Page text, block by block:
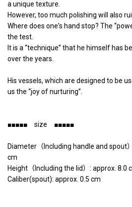
a unique texture.
However, too much polishing will also
Where does one's hand stop? The
the test.
It is a “technique” that he himself has
over the years.
His vessels, which are designed to be
us the “joy of nurturing”.
■■■■■ size ■■■■■
Diameter（Including handle and spout
cm
Height（Including the lid）: approx. 8.0
Caliber(spout): approx. 0.5 cm